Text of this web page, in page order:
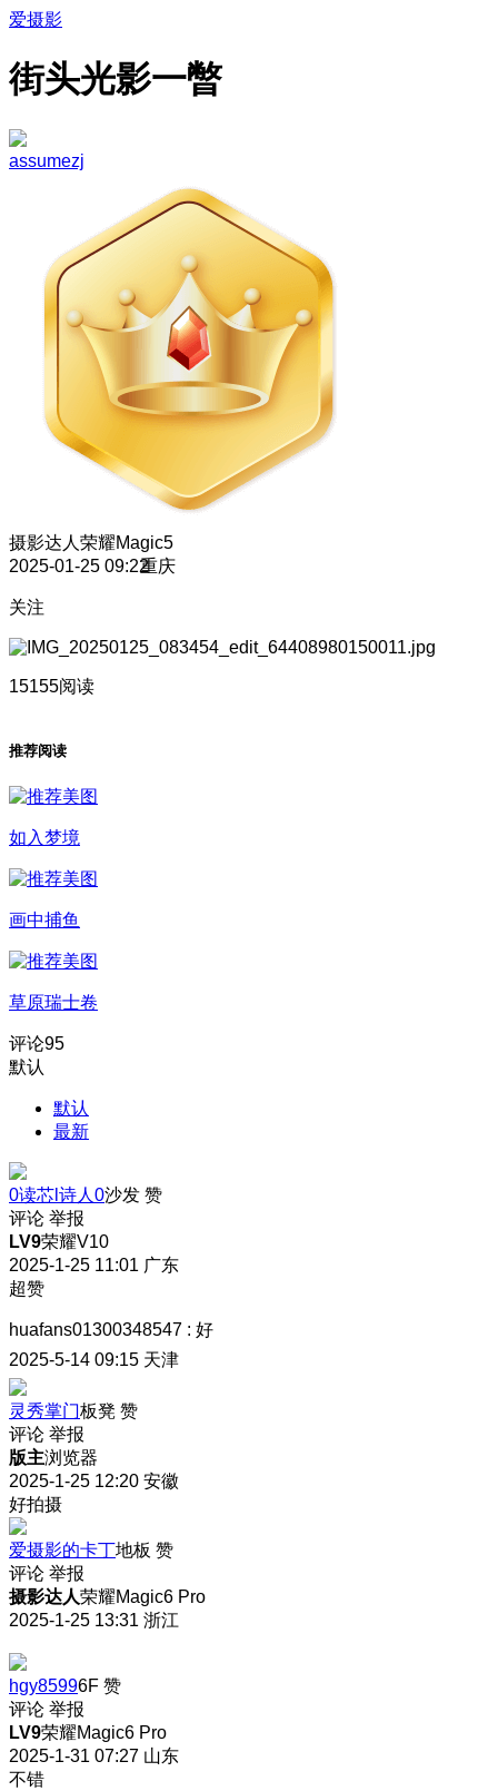
爱摄影
街头光影一暼
assumezj
摄影达人 荣耀Magic5
2025-01-25 09:22重庆
关注
15155阅读
推荐阅读
如入梦境
画中捕鱼
草原瑞士卷
评论95
默认
默认
最新
0读芯l诗人0沙发 赞
评论 举报
LV9荣耀V10
2025-1-25 11:01 广东
超赞
huafans01300348547 : 好
2025-5-14 09:15 天津
灵秀掌门板凳 赞
评论 举报
版主浏览器
2025-1-25 12:20 安徽
好拍摄
爱摄影的卡丁地板 赞
评论 举报
摄影达人荣耀Magic6 Pro
2025-1-25 13:31 浙江
hgy85996F 赞
评论 举报
LV9荣耀Magic6 Pro
2025-1-31 07:27 山东
不错